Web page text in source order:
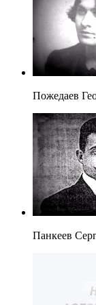
Пожедаев
Панкеев